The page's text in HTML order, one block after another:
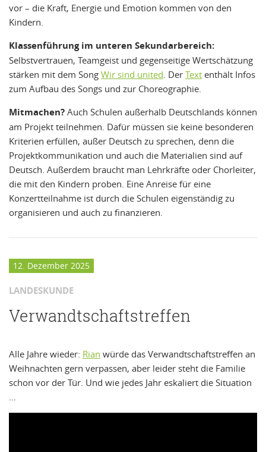
vor – die Kraft, Energie und Emotion kommen von den
Kindern.
Klassenführung im unteren Sekundarbereich:
Selbstvertrauen, Teamgeist und gegenseitige Wertschätzung
stärken mit dem Song Wir sind united . Der Text enthält Infos
zum Aufbau des Songs und zur Choreographie.
Mitmachen? Auch Schulen außerhalb Deutschlands können
am Projekt teilnehmen. Dafür müssen sie keine besonderen
Kriterien erfüllen, außer Deutsch zu sprechen, denn die
Projektkommunikation und auch die Materialien sind auf
Deutsch. Außerdem braucht man Lehrkräfte oder Chorleiter,
die mit den Kindern proben. Eine Anreise für eine
Konzertteilnahme ist durch die Schulen eigenständig zu
organisieren und auch zu finanzieren.
12. Dezember 2025
LANDESKUNDE
Verwandtschaftstreffen
Alle Jahre wieder: Rian würde das Verwandtschaftstreffen an
Weihnachten gern verpassen, aber leider steht die Familie
schon vor der Tür. Und wie jedes Jahr eskaliert die Situation